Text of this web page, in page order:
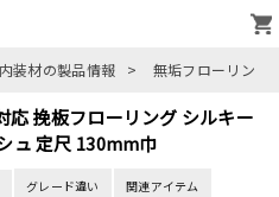
装材の製品情報 > 無垢フローリング
応 挽板フローリング シルキー
ュ 定尺 130mm巾
グレード違い 関連アイテム